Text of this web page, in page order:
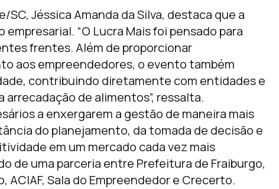
Jéssica Amanda da Silva, destaca que a
“O Lucra Mais foi pensado para
frentes. Além de proporcionar
aos empreendedores, o evento também
contribuindo diretamente com entidades e
de alimentos”, ressalta.
a enxergarem a gestão de maneira mais
do planejamento, da tomada de decisão e
em um mercado cada vez mais
de uma parceria entre Prefeitura de Fraiburgo,
ACIAF, Sala do Empreendedor e Crecerto.